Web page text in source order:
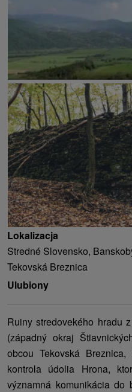
Lokalizacja
Stredné Slovensko,
Tekovská Breznica
Ulubiony
Ruiny stredovekého hradu
(západný okraj
obcou Tekovská
kontrola údolia Hrona,
významná komunikácia